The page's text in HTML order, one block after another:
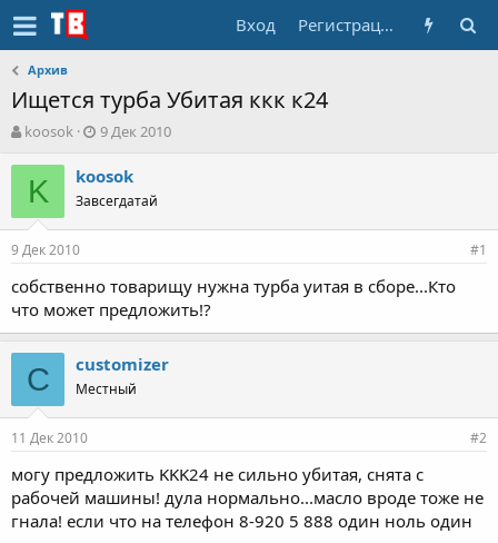
Вход Регистрация
Архив
Ищется турба Убитая ккк к24
А
т
т
е
ы
koosok
Д
т
н
а
л
а
9 Дек 2010
K koosok
Завсегдатай
9 Дек 2010 #1
собственно товарищу нужна турба уитая в сборе...Кто
что может предложить!?
C customizer
Местный
11 Дек 2010 #2
могу предложить KKK24 не сильно убитая, снята с
рабочей машины! дула нормально...масло вроде тоже не
гнала! если что на телефон 8-920 5 888 один ноль один